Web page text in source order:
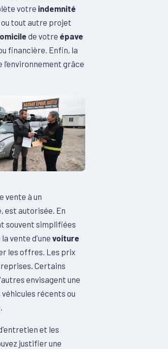
votre indemnité
ou tout autre projet
de votre épave
financière. Enfin, la
grâce
vente à un
est autorisée. En
souvent simplifiées
vente d'unevoiture
les offres. Les prix
Certains
envisagent une
récents ou
et les
justifier une